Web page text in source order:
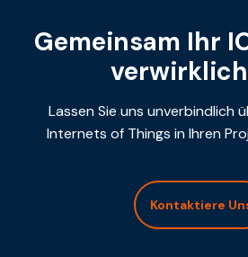
Gemeinsam Ihr
Lassen Sie uns unverbindlich
Internets of Things in Ihren
Kontaktiere